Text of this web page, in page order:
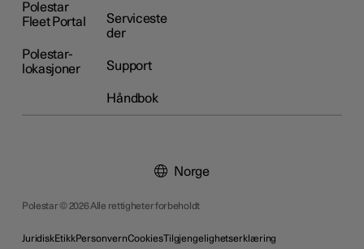
Polestar
Fleet Portal
Polestar-
lokasjoner
Serviceste
der
Support
Håndbok
Polestar © 2026 Alle rettigheter forbeholdt
JuridiskEtikkPersonvernCookiesTilgjengelighetserklæring
Norge